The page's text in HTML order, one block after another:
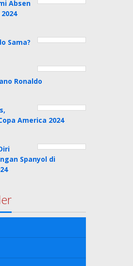
Absen
Sama?
Ronaldo
America 2024
Spanyol di